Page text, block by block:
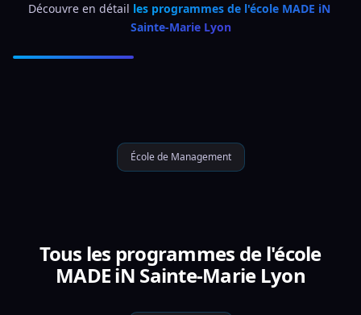
Découvre en détail les programmes de l'école MADE iN
Sainte-Marie Lyon
École de Management
Tous les programmes de l'école
MADE iN Sainte-Marie Lyon